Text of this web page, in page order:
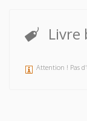
Livre
Attention ! Pas